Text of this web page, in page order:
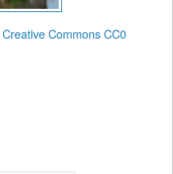
Creative Commons CC0